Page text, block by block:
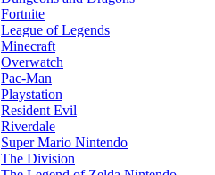
Fortnite
League of Legends
Minecraft
Overwatch
Pac-Man
Playstation
Resident Evil
Riverdale
Super Mario Nintendo
The Division